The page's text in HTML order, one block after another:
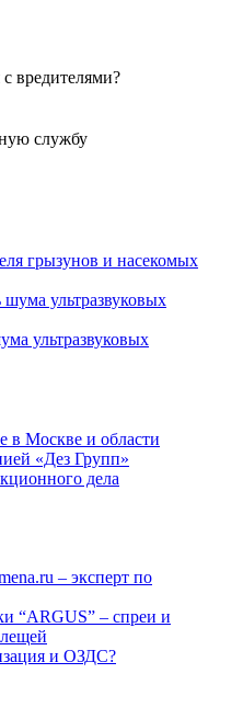
вредителями?
службу
грызунов и насекомых
ультразвуковых
в Москве и области
«Дез Групп»
дела
– эксперт по
“ARGUS” – спреи и
и ОЗДС?